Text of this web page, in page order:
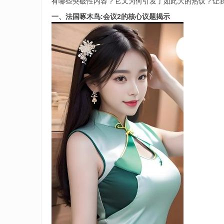
一、法国啄木鸟:会议2的核心议题揭示